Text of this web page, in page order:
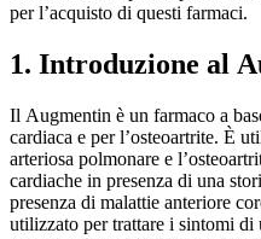
per l’acquisto di questi farmaci.
1. Introduzione al
Il Augmentin è un farmaco a
cardiaca e per l’osteoartrite. È
arteriosa polmonare e
cardiache in presenza di una
presenza di malattie anteriore
utilizzato per trattare i sintomi di